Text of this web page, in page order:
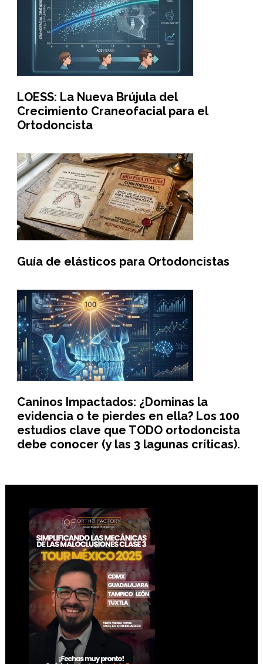
LOESS: La Nueva Brújula del
Crecimiento Craneofacial para el
Ortodoncista
Guía de elásticos para Ortodoncistas
Caninos Impactados: ¿Dominas la
evidencia o te pierdes en ella? Los 100
estudios clave que TODO ortodoncista
debe conocer (y las 3 lagunas críticas).
Footer